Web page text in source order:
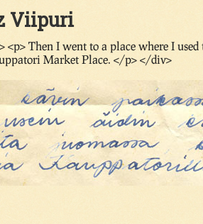
Viipuri
<p> Then I went to a place where I
Market Place. </p> </div>